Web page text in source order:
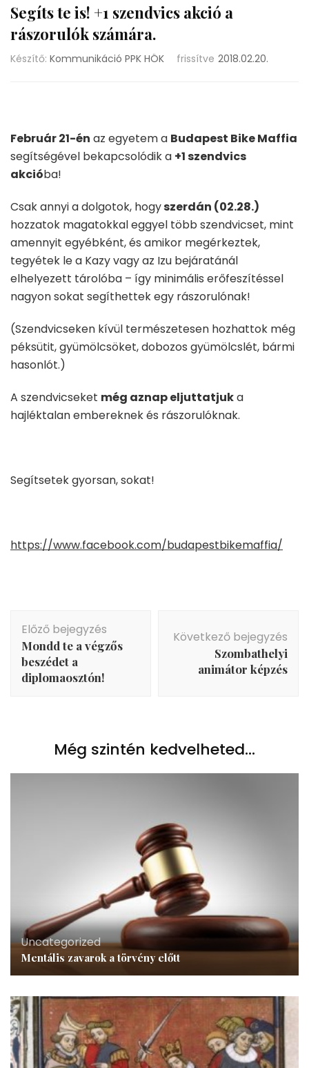
Segíts te is! +1 szendvics akció a
rászorulók számára.
Készítő: Kommunikáció PPK HÖK frissítve 2018.02.20.
Február 21-én az egyetem a Budapest Bike Maffia
segítségével bekapcsolódik a +1 szendvics
akcióba!
Csak annyi a dolgotok, hogyszerdán (02.28.)
hozzatok magatokkal eggyel több szendvicset, mint
amennyit egyébként, és amikor megérkeztek,
tegyétek le a Kazy vagy az Izu bejáratánál
elhelyezett tárolóba – így minimális erőfeszítéssel
nagyon sokat segíthettek egy rászorulónak!
(Szendvicseken kívül természetesen hozhattok még
péksütit, gyümölcsöket, dobozos gyümölcslét, bármi
hasonlót.)
A szendvicseket még aznap eljuttatjuka
hajléktalan embereknek és rászorulóknak.
Segítsetek gyorsan, sokat!
https://www.facebook.com/budapestbikemaffia/
Bejegyzés
navigáció
Előző bejegyzés
Mondd te a végzős
beszédet a
diplomaosztón!
Következő bejegyzés
Szombathelyi
animátor képzés
Még szintén kedvelheted...
Uncategorized
Mentális zavarok a törvény előtt